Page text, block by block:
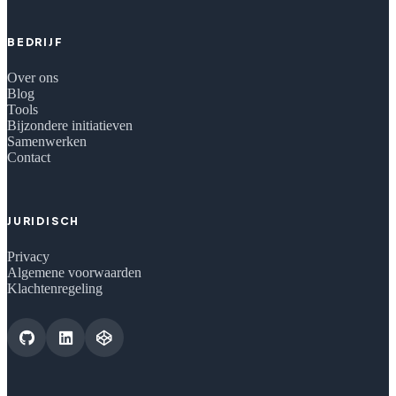
BEDRIJF
Over ons
Blog
Tools
Bijzondere initiatieven
Samenwerken
Contact
JURIDISCH
Privacy
Algemene voorwaarden
Klachtenregeling